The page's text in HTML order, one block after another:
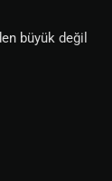
büyük değil